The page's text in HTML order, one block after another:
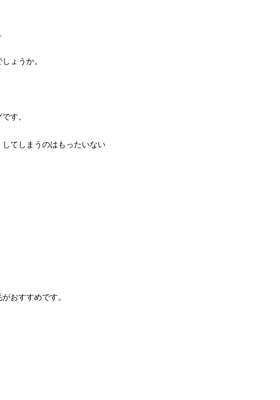
ょうか。
す。
てしまうのはもったいない
おすすめです。